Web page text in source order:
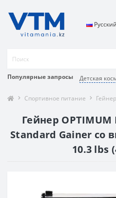
Популярные запросы Детская
Русский
Спортивное питание
Гейнер OPTIMUM
Standard Gainer со
10.3 lbs